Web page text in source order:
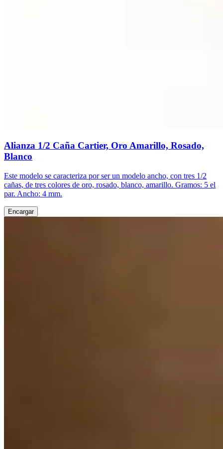
Alianza 1/2 Caña Cartier, Oro Amarillo, Rosado,
Blanco
Este modelo se caracteriza por ser un modelo ancho, con tres 1/2
cañas, de tres colores de oro, rosado, blanco, amarillo. Gramos: 5 el
par. Ancho: 4 mm.
Encargar